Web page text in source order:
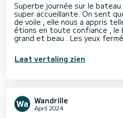
Superbe journée sur le bateau
super accueillante. On sent
de voile , elle nous a appris
étions en toute confiance ,
grand et beau . Les yeux
Laat vertaling zien
Wandrille
April 2024